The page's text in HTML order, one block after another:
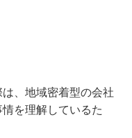
、地域密着型の会社
を理解しているた